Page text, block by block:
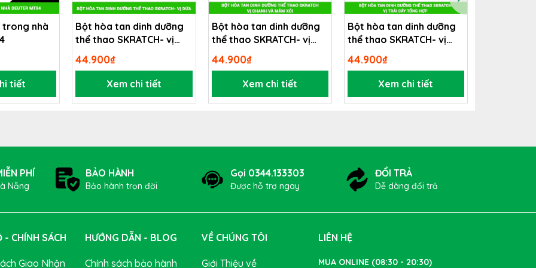
tổng hợp thành chất dinh dưỡng thiết yếu nhằm giúp cơ thể bổ
thao. Gu được thiết kế đơn giãn tiện dụng để bạn có thể mang
tâm:Gel năng lượng Gu là gì<<
hơn lâu hơn với công thức carbohydrate đã được chứng minh
trong nhà
tiết
Bột hòa tan dinh dưỡng
thể thao SKRATCH- vị
dứa
44.900₫
Xem chi tiết
Bột hòa tan dinh dưỡng
thể thao SKRATCH- vị
chanh và mâm xôi
44.900₫
Xem chi tiết
Bột hòa tan dinh dưỡng
thể thao SKRATCH- vị
trái cây tổng hợp
44.900₫
Xem chi tiết
PHÍ
Nẵng
BẢO HÀNH
Bảo hành trọn đời
Gọi 0344.133303
Được hỗ trợ ngay
ĐỔI TRẢ
Dễ dàng đổi trả
- CHÍNH SÁCH
Giao Nhận
HƯỚNG DẪN - BLOG
Chính sách bảo hành
VỀ CHÚNG TÔI
Giới Thiệu về
LIÊN HỆ
MUA ONLINE (08:30 - 20:30)